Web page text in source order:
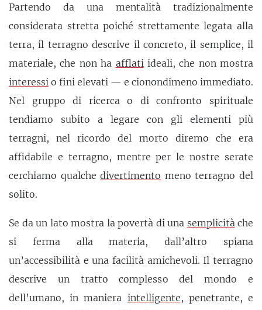
Partendo da una mentalità tradizionalmente
considerata stretta poiché strettamente legata alla
terra, il terragno descrive il concreto, il semplice, il
materiale, che non ha afflati ideali, che non mostra
interessi o fini elevati — e cionondimeno immediato.
Nel gruppo di ricerca o di confronto spirituale
tendiamo subito a legare con gli elementi più
terragni, nel ricordo del morto diremo che era
affidabile e terragno, mentre per le nostre serate
cerchiamo qualchedivertimento meno terragno del
solito.
Se da un lato mostra la povertà di una semplicitàche
si ferma alla materia, dall’altro spiana
un’accessibilità e una facilità amichevoli. Il terragno
descrive un tratto complesso del mondo e
dell’umano, in maniera intelligente, penetrante, e